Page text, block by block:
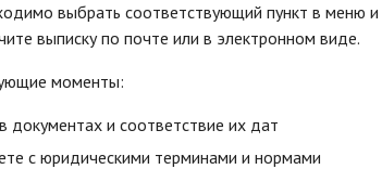
выбрать соответствующий пункт в меню и
выписку по почте или в электронном виде.
моменты:
документах и соответствие их дат
с юридическими терминами и нормами